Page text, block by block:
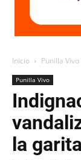
Inicio Punilla Vivo
Punilla Vivo
la